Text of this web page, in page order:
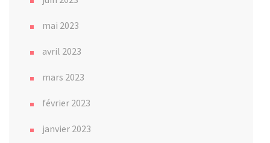
mai 2023
avril 2023
mars 2023
février 2023
janvier 2023